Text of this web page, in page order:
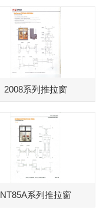
2008系列推拉窗
NT85A系列推拉窗